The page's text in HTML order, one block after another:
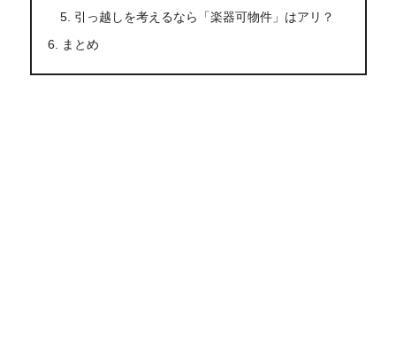
引っ越しを考えるなら「楽器可物件」はアリ？
まとめ